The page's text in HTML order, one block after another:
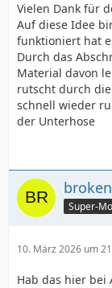
Vielen Dank für
Auf diese Idee
funktioniert hat
Durch das
Material davon
rutscht durch
schnell wieder
der Unterhose
Super-
10. März 2026 um
Hab das hier bei